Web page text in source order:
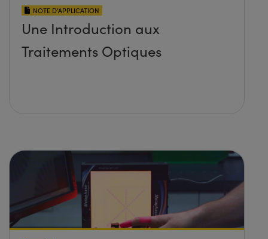
NOTE D’APPLICATION
Une Introduction aux
Traitements Optiques